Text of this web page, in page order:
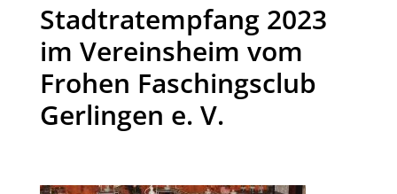
Stadtratempfang 2023
im Vereinsheim vom
Frohen Faschingsclub
Gerlingen e. V.